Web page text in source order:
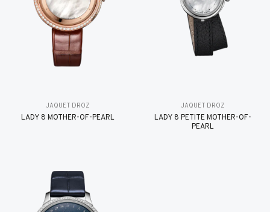
JAQUET DROZ
LADY 8 MOTHER-OF-PEARL
JAQUET DROZ
LADY 8 PETITE MOTHER-OF-
PEARL